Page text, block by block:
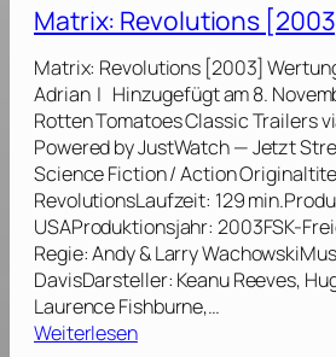
l
a
t
e
r
a
l
[
2
0
0
4
]
Matrix: Revolutions
Matrix: Revolutions [2003]
Adrian | Hinzugefügt am 8.
Rotten Tomatoes Classic Trailers
Powered by JustWatch — Jetzt
Science Fiction / Action
RevolutionsLaufzeit: 129
USAProduktionsjahr: 2003FSK-
Regie: Andy & Larry
DavisDarsteller: Keanu Reeves,
Laurence Fishburne,…
Weiterlesen: